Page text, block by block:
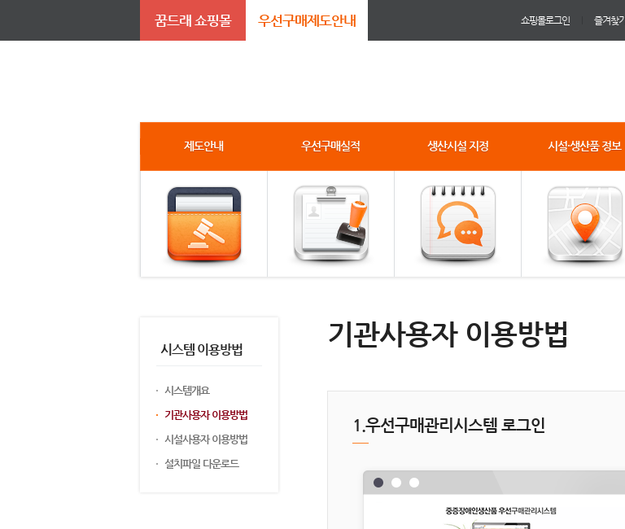
꿈드래 쇼핑몰 우선구매제도안내 쇼핑몰로그인 즐겨찾기
제도안내 우선구매실적 생산시설 지정 시설·생산품 정보
시스템 이용방법
시스템개요
기관사용자 이용방법
시설사용자 이용방법
설치파일 다운로드
기관사용자 이용방법
1.우선구매관리시스템 로그인